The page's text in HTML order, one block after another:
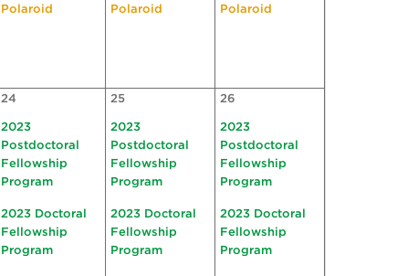
Polaroid
Polaroid
Polaroid
24
2023
Postdoctoral
Fellowship
Program
2023 Doctoral
Fellowship
Program
25
2023
Postdoctoral
Fellowship
Program
2023 Doctoral
Fellowship
Program
26
2023
Postdoctoral
Fellowship
Program
2023 Doctoral
Fellowship
Program